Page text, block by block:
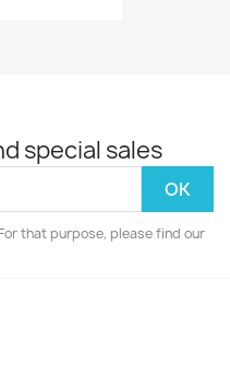
special sales
that purpose, please find our